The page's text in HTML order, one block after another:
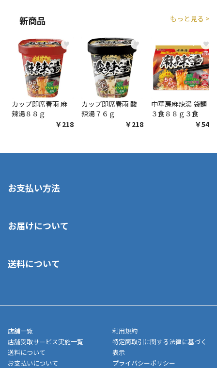
新商品 もっと見る >
♥
カップ即席春雨 麻
辣湯８８ｇ
￥218
♥
カップ即席春雨 酸
辣湯７６ｇ
￥218
♥
中華房麻辣湯 袋麺
３食８８ｇ３食
￥548
お支払い方法
いいただくことはできません。ご了承ください。
■代金引換(代引)※手数料がかかります
■商品によっては一部決済方法が使用できない場合がございま
す。
お届けについて
ご注文が確認出来次第、1～4営業日に発送いたします。「お取り
業日にてお引渡しとなります。(離島などの場合、例外もあります)
メーカー直送品など一部商品については、その他商品との購入に
制限がかかる場合がございます。また発送日についても、通常と
異なる場合がございます。対象商品の説明ページをご確認くださ
い。
送料について
店舗一覧
店舗受取サービス実施一覧
送料について
お支払いについて
利用規約
特定商取引に関する法律に基づく
表示
プライバシーポリシー